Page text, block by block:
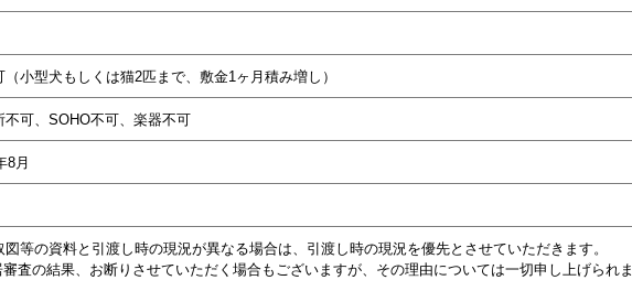
（小型犬もしくは猫2匹まで、敷金1ヶ月積み増し）
不可、SOHO不可、楽器不可
8月
等の資料と引渡し時の現況が異なる場合は、引渡し時の現況を優先とさせていただきます。
査の結果、お断りさせていただく場合もございますが、その理由については一切申し上げられま